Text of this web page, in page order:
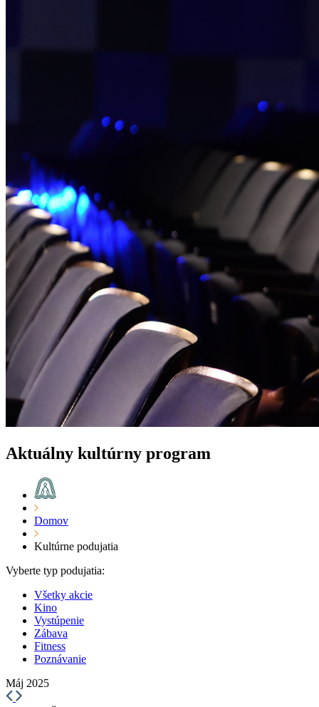
Aktuálny kultúrny program
Domov
Kultúrne podujatia
Vyberte typ podujatia:
Všetky akcie
Kino
Vystúpenie
Zábava
Fitness
Poznávanie
Máj 2025